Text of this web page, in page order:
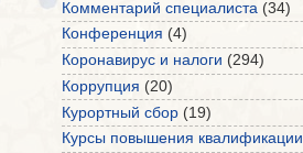
Комментарий специалиста (34)
Конференция (4)
Коронавирус и налоги (294)
Коррупция (20)
Курортный сбор (19)
Курсы повышения квалификации